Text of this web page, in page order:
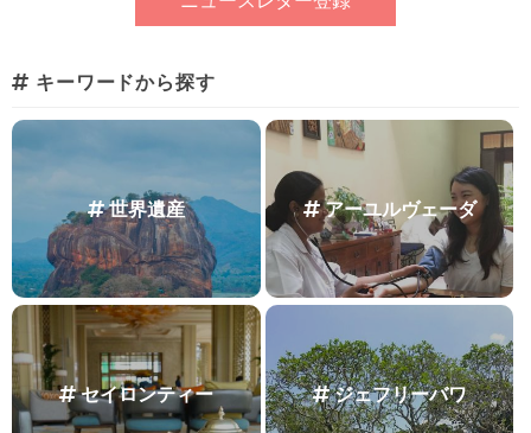
キーワードから探す
世界遺産 アーユルヴェーダ
セイロンティー ジェフリーバワ